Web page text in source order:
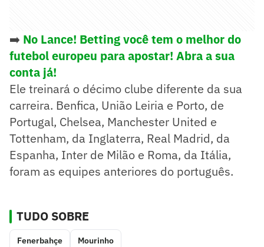
➡️ No Lance! Betting você tem o melhor do
futebol europeu para apostar! Abra a sua
conta já!
Ele treinará o décimo clube diferente da sua
carreira. Benfica, União Leiria e Porto, de
Portugal, Chelsea, Manchester United e
Tottenham, da Inglaterra, Real Madrid, da
Espanha, Inter de Milão e Roma, da Itália,
foram as equipes anteriores do português.
TUDO SOBRE
Fenerbahçe Mourinho